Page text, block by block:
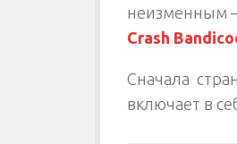
неизменным –
Crash
Сначала
включает в